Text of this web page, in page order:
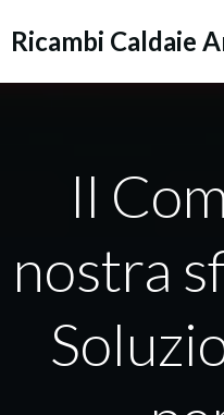
Ricambi Caldaie
Il
nostra